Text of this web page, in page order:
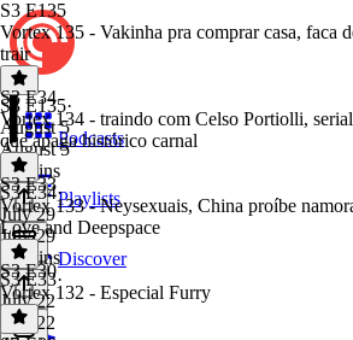
Podcasts
Playlists
Discover
S3 E135
Vortex 135 - Vakinha pra comprar casa, faca
trair
S3 E135·
August 5
August 5
52 mins
S3 E34
Vortex 134 - traindo com Celso Portiolli,
que apaga histórico carnal
S3 E34·
July 29
July 29
50 mins
S3 E33
Vortex 133 - Neysexuais, China proíbe
Love and Deepspace
S3 E33·
July 22
July 22
S3 E30
Vortex 132 - Especial Furry